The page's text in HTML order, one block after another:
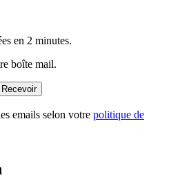
en 2 minutes.
boîte mail.
Recevoir
emails selon votre politique de